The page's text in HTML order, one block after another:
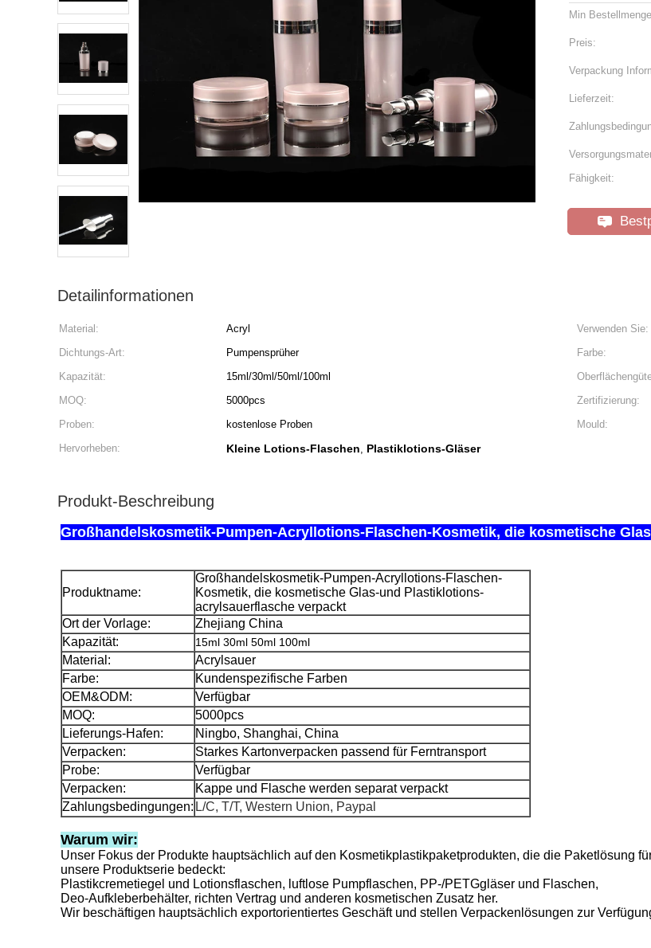
Min
Preis:
Verpackung
Lieferzeit:
Fähigkeit:
Detailinformationen
Material: Acryl Verwenden Sie:
Dichtungs-Art:
Pumpensprüher Farbe:
Kapazität:
15ml/30ml/50ml/100ml
MOQ:
5000pcs Zertifizierung:
Proben:
kostenlose Proben Mould:
Hervorheben:
Kleine Lotions-Flaschen, Plastiklotions-Gläser
Produkt-Beschreibung
Großhandelskosmetik-Pumpen-Acryllotions-Flaschen-Kosmetik, die kosmetische
Produktname:
Großhandelskosmetik-Pumpen-Acryllotions-Flaschen-
Kosmetik, die kosmetische Glas-und Plastiklotions-
acrylsauerflasche verpackt
Ort der Vorlage:
Zhejiang China
Kapazität:
15ml 30ml 50ml 100ml
Material:
Acrylsauer
Farbe:
Kundenspezifische Farben
OEM&ODM:
Verfügbar
MOQ:
5000pcs
Lieferungs-Hafen:
Ningbo, Shanghai, China
Verpacken:
Starkes Kartonverpacken passend für Ferntransport
Probe:
Verfügbar
Verpacken:
Kappe und Flasche werden separat verpackt
Zahlungsbedingungen: L/C, T/T, Western Union, Paypal
Warum wir:
Unser Fokus der Produkte hauptsächlich auf den Kosmetikplastikpaketprodukten, die die Paketlösung
unsere Produktserie bedeckt:
Plastikcremetiegel und Lotionsflaschen, luftlose Pumpflaschen, PP-/PETGgläser und Flaschen,
Deo-Aufkleberbehälter, richten Vertrag und anderen kosmetischen Zusatz her.
Wir beschäftigen hauptsächlich exportorientiertes Geschäft und stellen Verpackenlösungen zur